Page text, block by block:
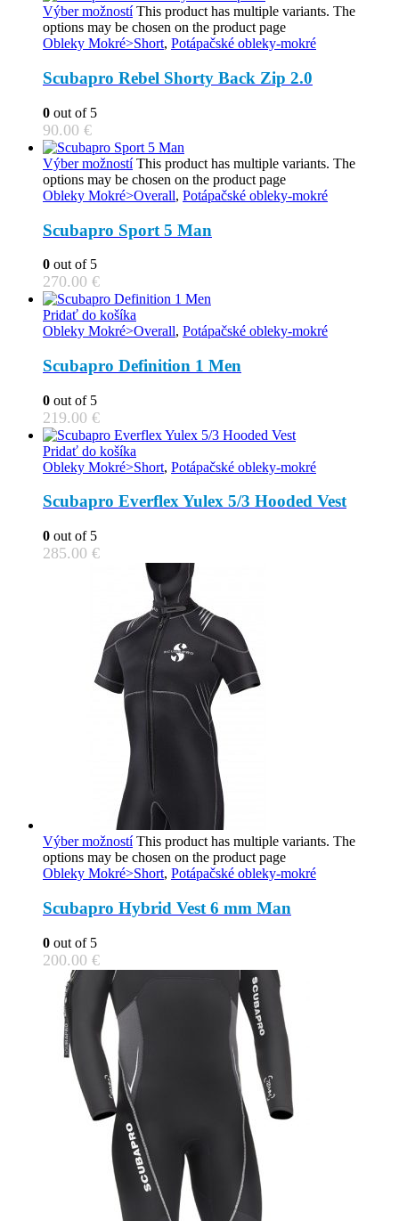
Výber možností This product has multiple variants. The
options may be chosen on the product page
Obleky Mokré>Short, Potápačské obleky-mokré
Scubapro Rebel Shorty Back Zip 2.0
0 out of 5
90.00 €
Výber možností This product has multiple variants. The
options may be chosen on the product page
Obleky Mokré>Overall, Potápačské obleky-mokré
Scubapro Sport 5 Man
0 out of 5
270.00 €
Pridať do košíka
Obleky Mokré>Overall, Potápačské obleky-mokré
Scubapro Definition 1 Men
0 out of 5
219.00 €
Pridať do košíka
Obleky Mokré>Short, Potápačské obleky-mokré
Scubapro Everflex Yulex 5/3 Hooded Vest
0 out of 5
285.00 €
Výber možností This product has multiple variants. The
options may be chosen on the product page
Obleky Mokré>Short, Potápačské obleky-mokré
Scubapro Hybrid Vest 6 mm Man
0 out of 5
200.00 €